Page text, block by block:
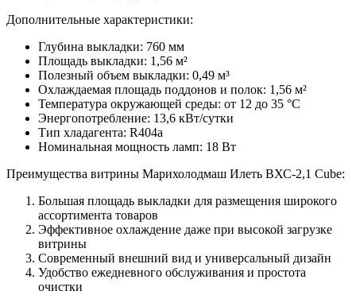
Дополнительные характеристики:
Глубина выкладки: 760 мм
Площадь выкладки: 1,56 м²
Полезный объем выкладки: 0,49 м³
Охлаждаемая площадь поддонов и полок: 1,56 м²
Температура окружающей среды: от 12 до 35 °С
Энергопотребление: 13,6 кВт/сутки
Тип хладагента: R404а
Номинальная мощность ламп: 18 Вт
Преимущества витрины Марихолодмаш Илеть ВХС-2,1 Cube:
Большая площадь выкладки для размещения широкого
ассортимента товаров
Эффективное охлаждение даже при высокой загрузке
витрины
Современный внешний вид и универсальный дизайн
Удобство ежедневного обслуживания и простота
очистки